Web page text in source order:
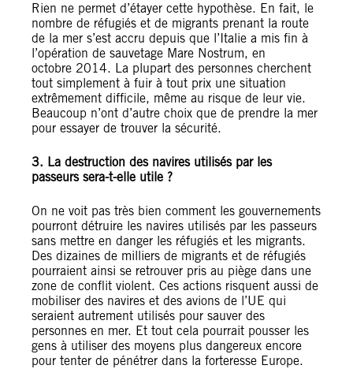
Rien ne permet d’étayer cette hypothèse. En fait, le
nombre de réfugiés et de migrants prenant la route
de la mer s’est accru depuis que l’Italie a mis fin à
l’opération de sauvetage Mare Nostrum, en
octobre 2014. La plupart des personnes cherchent
tout simplement à fuir à tout prix une situation
extrêmement difficile, même au risque de leur vie.
Beaucoup n’ont d’autre choix que de prendre la mer
pour essayer de trouver la sécurité.
3. La destruction des navires utilisés par les
passeurs sera-t-elle utile ?
On ne voit pas très bien comment les gouvernements
pourront détruire les navires utilisés par les passeurs
sans mettre en danger les réfugiés et les migrants.
Des dizaines de milliers de migrants et de réfugiés
pourraient ainsi se retrouver pris au piège dans une
zone de conflit violent. Ces actions risquent aussi de
mobiliser des navires et des avions de l’UE qui
seraient autrement utilisés pour sauver des
personnes en mer. Et tout cela pourrait pousser les
gens à utiliser des moyens plus dangereux encore
pour tenter de pénétrer dans la forteresse Europe.